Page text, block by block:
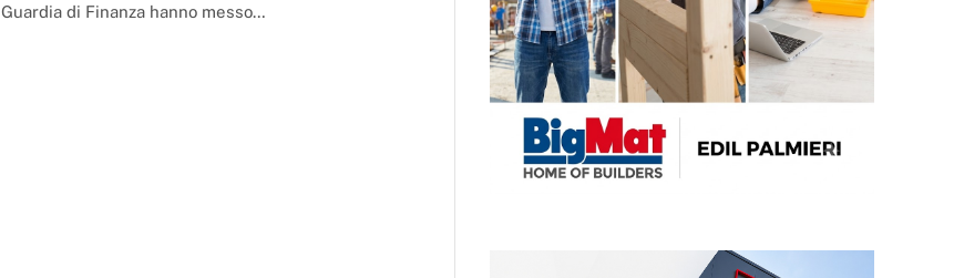
Guardia di Finanza hanno messo…